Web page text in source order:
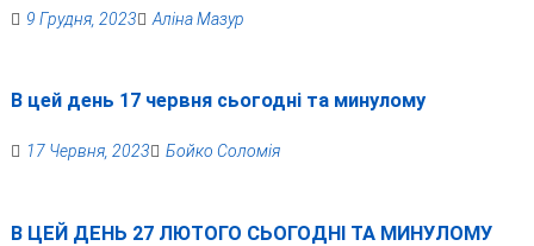
9 Грудня, 2023 Аліна Мазур
В цей день 17 червня сьогодні та минулому
17 Червня, 2023 Бойко Соломія
В ЦЕЙ ДЕНЬ 27 ЛЮТОГО СЬОГОДНІ ТА МИНУЛОМУ